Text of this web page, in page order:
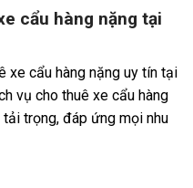
cẩu hàng nặng tại
xe cẩu hàng nặng uy tín tại
vụ cho thuê xe cẩu hàng
trọng, đáp ứng mọi nhu